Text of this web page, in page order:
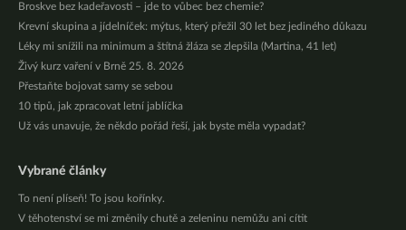
Broskve bez kadeřavosti – jde to vůbec bez chemie?
Krevní skupina a jídelníček: mýtus, který přežil 30 let bez jediného důkazu
Léky mi snížili na minimum a štítná žláza se zlepšila (Martina, 41 let)
Živý kurz vaření v Brně 25. 8. 2026
Přestaňte bojovat samy se sebou
10 tipů, jak zpracovat letní jablíčka
Už vás unavuje, že někdo pořád řeší, jak byste měla vypadat?
Vybrané články
To není plíseň! To jsou kořínky.
V těhotenství se mi změnily chutě a zeleninu nemůžu ani cítit